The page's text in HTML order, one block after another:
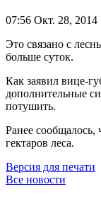
07:56 Окт. 28, 2014
Это связано с
больше суток.
Как заявил вице-
дополнительные
потушить.
Ранее сообщалось,
гектаров леса.
Версия для печати
Все новости